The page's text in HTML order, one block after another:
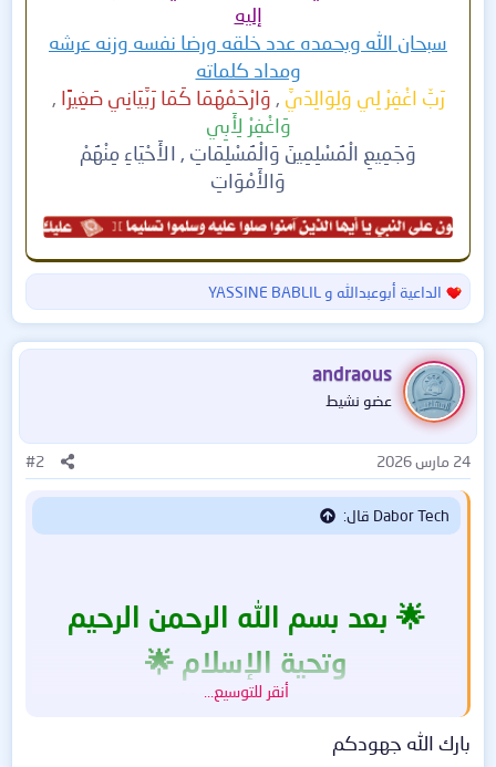
إليه
سبحان الله وبحمده عدد خلقه ورضا نفسه وزنه عرشه
ومداد كلماته
رَبِّ اغْفِرْ لِي وَلِوَالِدَيَّ , وَارْحَمْهُمَا كَمَا رَبَّيَانِي صَغِيرًا ,
وَاغْفِرْ لِأَبِي
وَجَمِيعِ الْمُسْلِمِينَ وَالْمُسْلِمَاتِ , الأَحْيَاءِ مِنْهُمْ
وَالأَمْوَاتِ
ا
ل
ت
ف
ا
ع
ا
ت
:
الداعية أبوعبدالله و YASSINE BABLIL
andraous
عضو نشيط
24 مارس 2026 #2
Dabor Tech قال:
🌟 بعد بسم الله الرحمن الرحيم
وتحية الإسلام 🌟
مشاهدة المرفق 46665
🎯 يسعدني أن أقدّم لكم اليوم أداة
أنقر للتوسيع...
بارك الله جهودكم